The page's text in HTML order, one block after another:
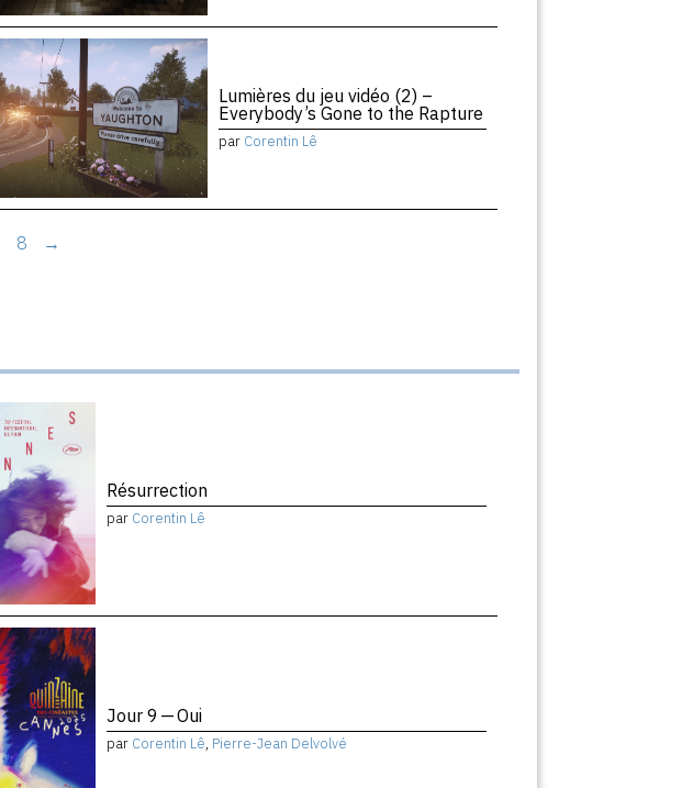
Lumières du jeu vidéo (2) –
Everybody’s Gone to the Rapture
par Corentin Lê
8 →
Résurrection
par Corentin Lê
Jour 9 — Oui
par Corentin Lê, Pierre-Jean Delvolvé